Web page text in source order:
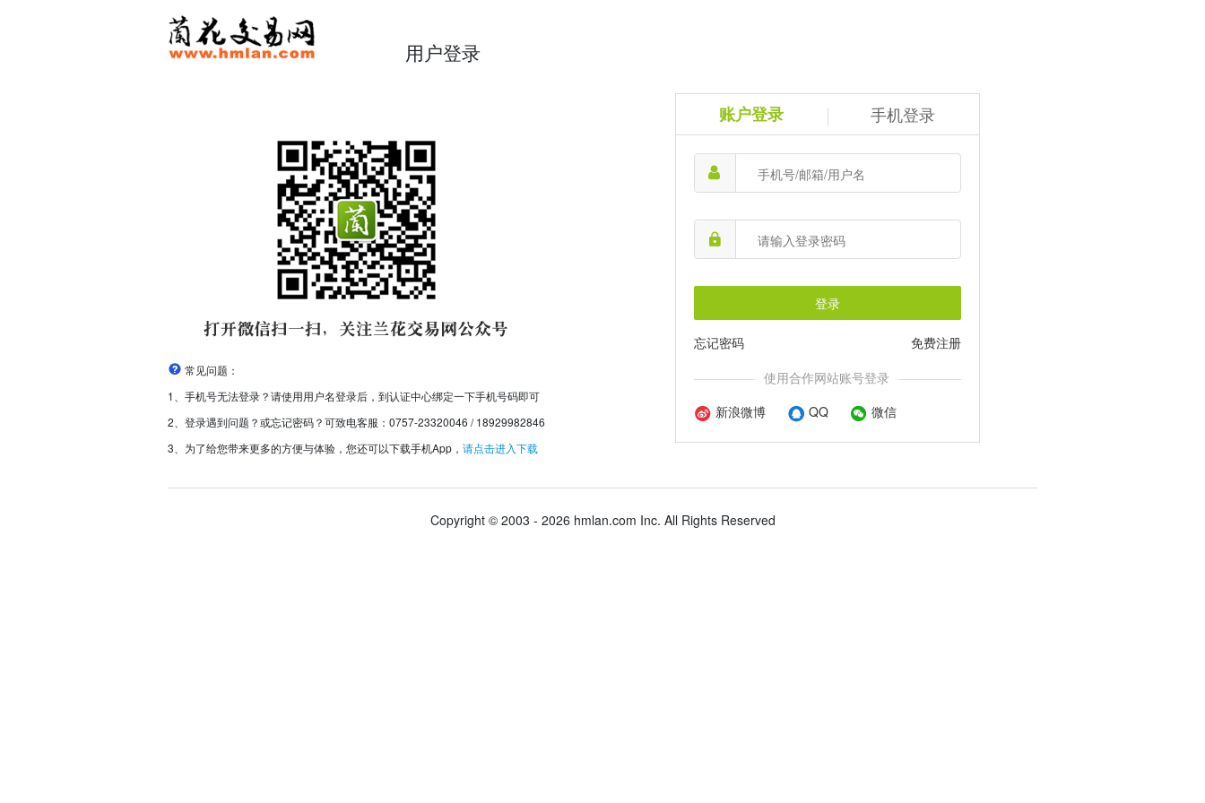
用户登录
常见问题：
1、手机号无法登录？请使用用户名登录后，到认证中心绑定一下手机号码即可
2、登录遇到问题？或忘记密码？可致电客服：0757-23320046 / 18929982846
3、为了给您带来更多的方便与体验，您还可以下载手机App， 请点击进入下载
账户登录 手机登录
登录
免费注册
忘记密码
使用合作网站账号登录
新浪微博
QQ 微信
Copyright © 2003 - 2026 hmlan.com Inc. All Rights Reserved